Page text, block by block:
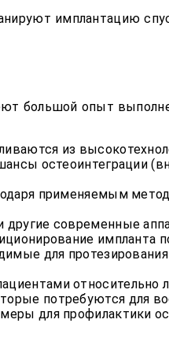
имплантацию
большой опыт
из
остеоинтеграции
применяемым
другие современные
импланта
для
относительно
потребуются для
для профилактики